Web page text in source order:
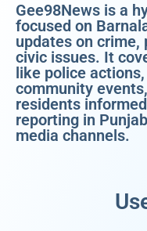
Gee98News is a
focused on
updates on crime,
civic issues. It
like police
community
residents
reporting in
media channels.